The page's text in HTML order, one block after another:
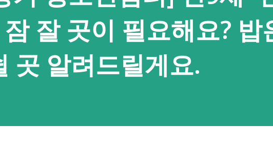
잘 곳이 필요해요? 밥
곳 알려드릴게요.